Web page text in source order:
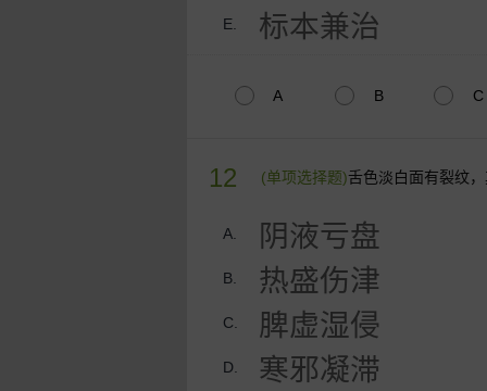
E. 标本兼治
A B C
12 (单项选择题)舌色淡白面有裂纹
A. 阴液亏盘
B. 热盛伤津
C. 脾虚湿侵
D. 寒邪凝滞